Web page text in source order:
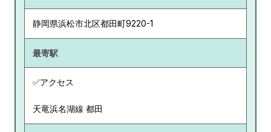
静岡県浜松市北区都田町9220-1
最寄駅
✅アクセス
天竜浜名湖線 都田